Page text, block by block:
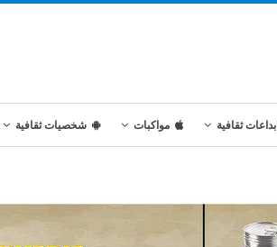
ابداعات ثقافية مواكبات شخصيات ثقافية